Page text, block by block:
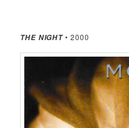
THE NIGHT• 2000